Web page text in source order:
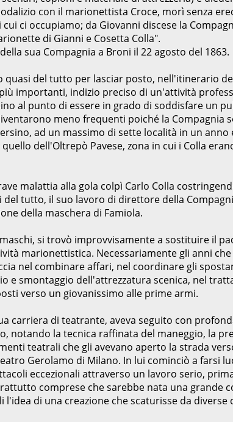
con il marionettista Croce, morì senza
ci occupiamo; da Giovanni discese la
di Gianni e Cosetta Colla".
sua Compagnia a Broni il 22 agosto del 1863.
quasi del tutto per lasciar posto, nell'itinerario
importanti, indizio preciso di un'attività
al punto di essere in grado di soddisfare un
meno frequenti poiché la Compagnia
ad un massimo di sette località in un anno
dell'Oltrepò Pavese, zona in cui i Colla
malattia alla gola colpì Carlo Colla
tutto, il suo lavoro di direttore della
della maschera di Famiola.
si trovò improvvisamente a sostituire il
marionettistica. Necessariamente gli anni
nel combinare affari, nel coordinare gli
e smontaggio dell'attrezzatura scenica, nel
verso un giovanissimo alle prime armi.
carriera di teatrante, aveva seguito con
notando la tecnica raffinata del maneggio, la
teatrali che gli avevano aperto la strada
Gerolamo di Milano. In lui cominciò a farsi
eccezionali attraverso un lavoro serio,
comprese che sarebbe nata una grande
di una creazione che scaturisse da diverse